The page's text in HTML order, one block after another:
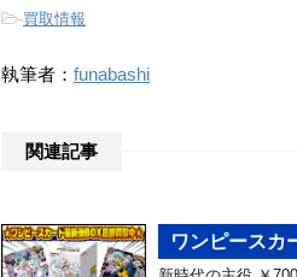
-買取情報
執筆者： funabashi
関連記事
ワンピースカ